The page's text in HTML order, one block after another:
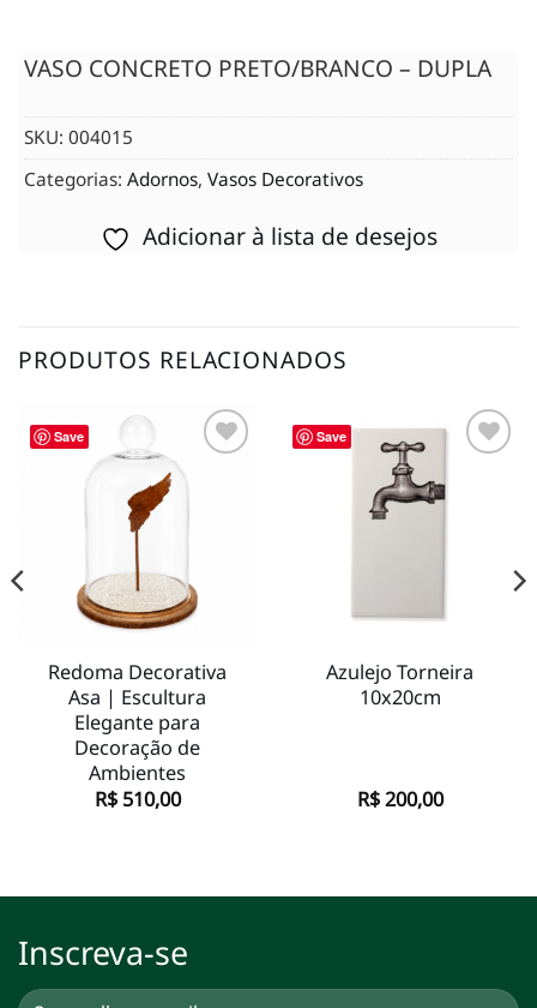
VASO CONCRETO PRETO/BRANCO – DUPLA
SKU: 004015
Categorias: Adornos, Vasos Decorativos
Adicionar à lista de desejos
PRODUTOS RELACIONADOS
Save
Adicionar
à lista de
Redoma Decorativa
Asa | Escultura
Elegante para
Decoração de
Ambientes
R$510,00
Save
Adicionar
à lista de
Azulejo Torneira
10x20cm
R$200,00
Inscreva-se